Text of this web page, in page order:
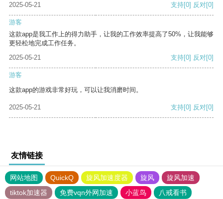
2025-05-21
支持[0] 反对[0]
游客
这款app是我工作上的得力助手，让我的工作效率提高了50%，让我能够
更轻松地完成工作任务。
2025-05-21
支持[0] 反对[0]
游客
这款app的游戏非常好玩，可以让我消磨时间。
2025-05-21 支持[0] 反对[0]
友情链接
网站地图 QuickQ 旋风加速度器 旋风
旋风加速
tiktok加速器
免费vqn外网加速 小蓝鸟
八戒看书